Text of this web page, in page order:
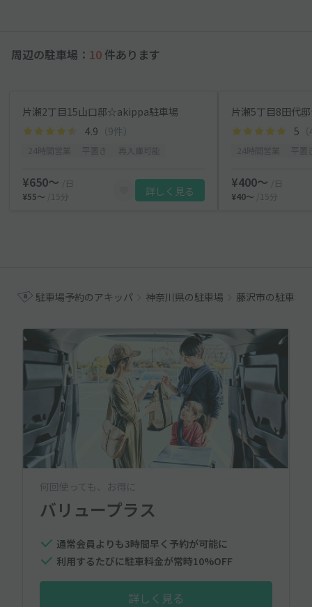
周辺の駐車場： 10 件あります
片瀬2丁目15山口邸☆akippa駐車場
4.9 （9件）
¥650〜
/日
¥55〜
/15分 詳しく見る
片瀬5丁目8田代
5
¥400〜
/日
¥40〜
/15分
駐車場予約のアキッパ 神奈川県の駐車場 藤沢市の駐車場
何回使っても、お得に
バリュープラス
通常会員よりも3時間早く予約が可能に
利用するたびに駐車料金が常時10%OFF
詳しく見る